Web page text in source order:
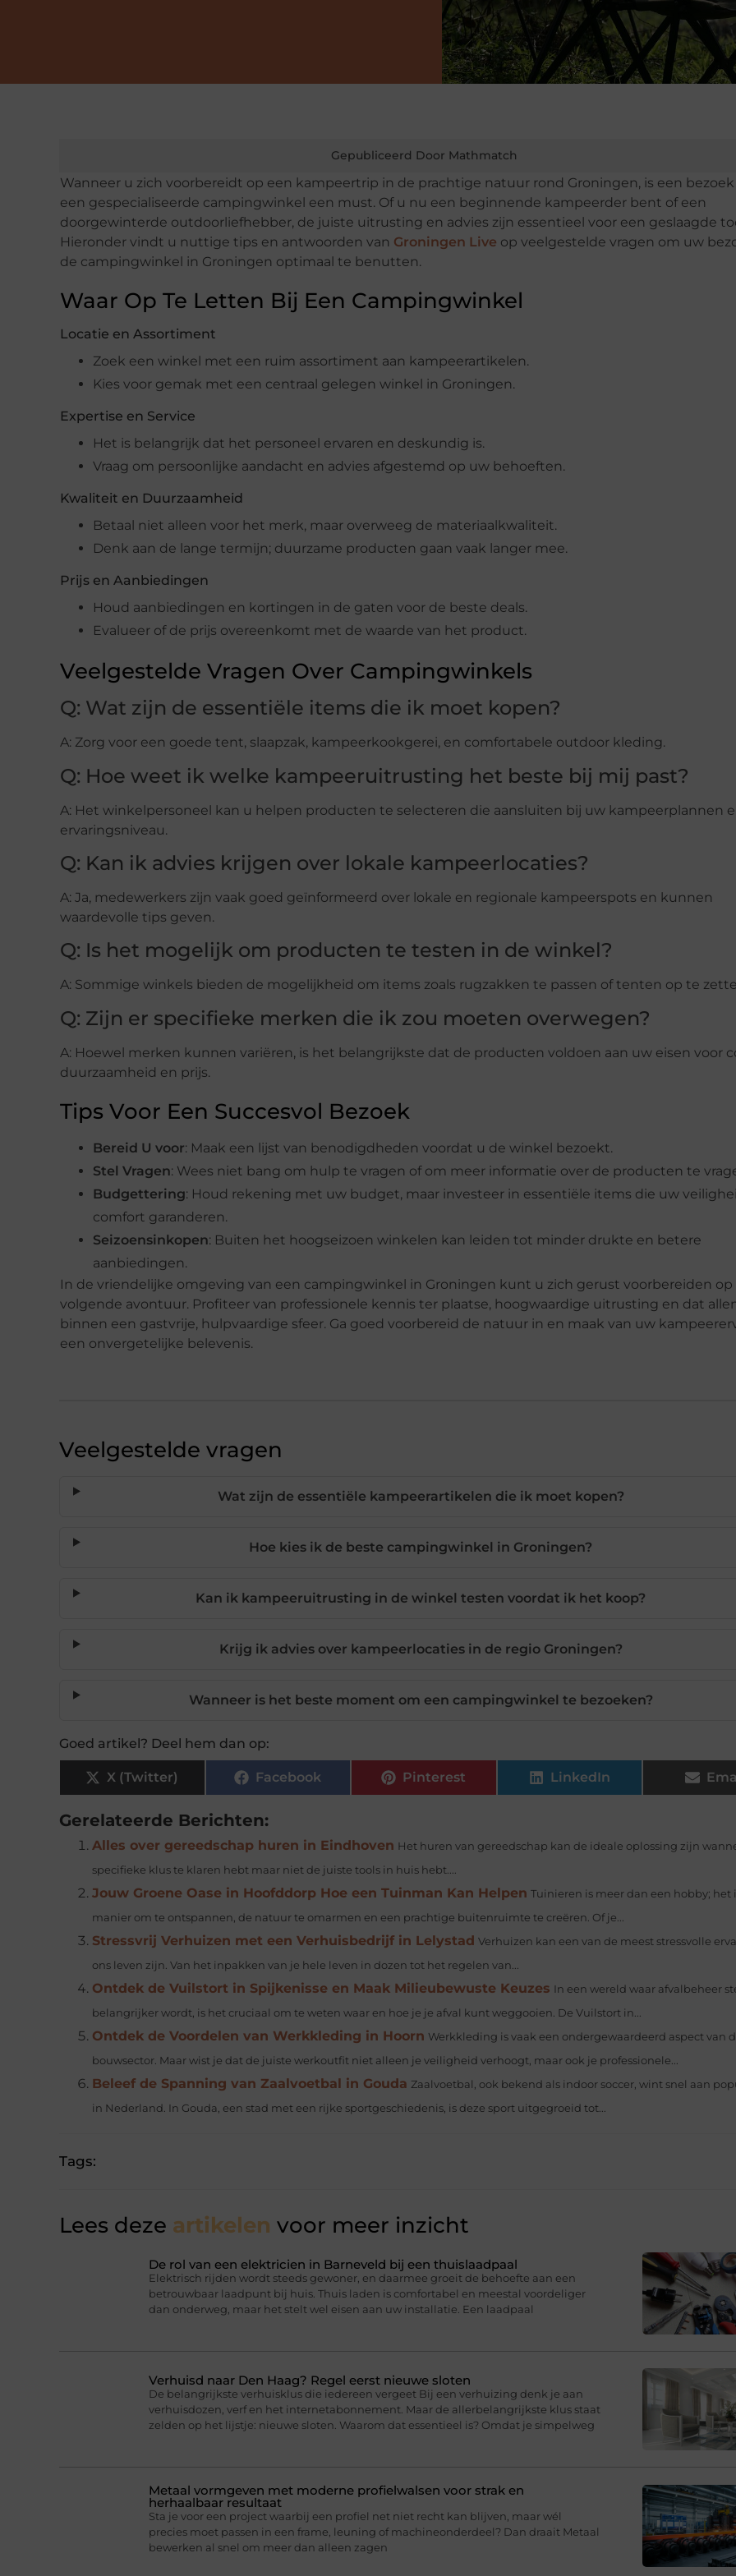
Gepubliceerd Door Mathmatch
Wanneer u zich voorbereidt op een kampeertrip in de prachtige natuur rond Groningen, is een bezoek
een gespecialiseerde campingwinkel een must. Of u nu een beginnende kampeerder bent of een
doorgewinterde outdoorliefhebber, de juiste uitrusting en advies zijn essentieel voor een geslaagde
Hieronder vindt u nuttige tips en antwoorden van Groningen Live op veelgestelde vragen om uw
de campingwinkel in Groningen optimaal te benutten.
Waar Op Te Letten Bij Een Campingwinkel
Locatie en Assortiment
Zoek een winkel met een ruim assortiment aan kampeerartikelen.
Kies voor gemak met een centraal gelegen winkel in Groningen.
Expertise en Service
Het is belangrijk dat het personeel ervaren en deskundig is.
Vraag om persoonlijke aandacht en advies afgestemd op uw behoeften.
Kwaliteit en Duurzaamheid
Betaal niet alleen voor het merk, maar overweeg de materiaalkwaliteit.
Denk aan de lange termijn; duurzame producten gaan vaak langer mee.
Prijs en Aanbiedingen
Houd aanbiedingen en kortingen in de gaten voor de beste deals.
Evalueer of de prijs overeenkomt met de waarde van het product.
Veelgestelde Vragen Over Campingwinkels
Q: Wat zijn de essentiële items die ik moet kopen?
A: Zorg voor een goede tent, slaapzak, kampeerkookgerei, en comfortabele outdoor kleding.
Q: Hoe weet ik welke kampeeruitrusting het beste bij mij past?
A: Het winkelpersoneel kan u helpen producten te selecteren die aansluiten bij uw kampeerplannen
ervaringsniveau.
Q: Kan ik advies krijgen over lokale kampeerlocaties?
A: Ja, medewerkers zijn vaak goed geïnformeerd over lokale en regionale kampeerspots en kunnen
waardevolle tips geven.
Q: Is het mogelijk om producten te testen in de winkel?
A: Sommige winkels bieden de mogelijkheid om items zoals rugzakken te passen of tenten op te
Q: Zijn er specifieke merken die ik zou moeten overwegen?
A: Hoewel merken kunnen variëren, is het belangrijkste dat de producten voldoen aan uw eisen voor
duurzaamheid en prijs.
Tips Voor Een Succesvol Bezoek
Bereid U voor: Maak een lijst van benodigdheden voordat u de winkel bezoekt.
Stel Vragen: Wees niet bang om hulp te vragen of om meer informatie over de producten te
Budgettering: Houd rekening met uw budget, maar investeer in essentiële items die uw
comfort garanderen.
Seizoensinkopen: Buiten het hoogseizoen winkelen kan leiden tot minder drukte en betere
aanbiedingen.
In de vriendelijke omgeving van een campingwinkel in Groningen kunt u zich gerust voorbereiden op
volgende avontuur. Profiteer van professionele kennis ter plaatse, hoogwaardige uitrusting en dat
binnen een gastvrije, hulpvaardige sfeer. Ga goed voorbereid de natuur in en maak van uw
een onvergetelijke belevenis.
Veelgestelde vragen
Wat zijn de essentiële kampeerartikelen die ik moet kopen?
Hoe kies ik de beste campingwinkel in Groningen?
Kan ik kampeeruitrusting in de winkel testen voordat ik het koop?
Krijg ik advies over kampeerlocaties in de regio Groningen?
Wanneer is het beste moment om een campingwinkel te bezoeken?
Goed artikel? Deel hem dan op:
X (Twitter) Facebook Pinterest LinkedIn
Gerelateerde Berichten:
Alles over gereedschap huren in Eindhoven Het huren van gereedschap kan de ideale oplossing zijn
specifieke klus te klaren hebt maar niet de juiste tools in huis hebt....
Jouw Groene Oase in Hoofddorp Hoe een Tuinman Kan Helpen Tuinieren is meer dan een hobby; het
manier om te ontspannen, de natuur te omarmen en een prachtige buitenruimte te creëren. Of je...
Stressvrij Verhuizen met een Verhuisbedrijf in Lelystad Verhuizen kan een van de meest stressvolle
ons leven zijn. Van het inpakken van je hele leven in dozen tot het regelen van...
Ontdek de Vuilstort in Spijkenisse en Maak Milieubewuste Keuzes In een wereld waar afvalbeheer
belangrijker wordt, is het cruciaal om te weten waar en hoe je je afval kunt weggooien. De Vuilstort in...
Ontdek de Voordelen van Werkkleding in Hoorn Werkkleding is vaak een ondergewaardeerd aspect van
bouwsector. Maar wist je dat de juiste werkoutfit niet alleen je veiligheid verhoogt, maar ook je professionele...
Beleef de Spanning van Zaalvoetbal in Gouda Zaalvoetbal, ook bekend als indoor soccer, wint snel aan
in Nederland. In Gouda, een stad met een rijke sportgeschiedenis, is deze sport uitgegroeid tot...
Tags:
Lees deze artikelen voor meer inzicht
De rol van een elektricien in Barneveld bij een thuislaadpaal
Elektrisch rijden wordt steeds gewoner, en daarmee groeit de behoefte aan een
betrouwbaar laadpunt bij huis. Thuis laden is comfortabel en meestal voordeliger
dan onderweg, maar het stelt wel eisen aan uw installatie. Een laadpaal
Verhuisd naar Den Haag? Regel eerst nieuwe sloten
De belangrijkste verhuisklus die iedereen vergeet Bij een verhuizing denk je aan
verhuisdozen, verf en het internetabonnement. Maar de allerbelangrijkste klus staat
zelden op het lijstje: nieuwe sloten. Waarom dat essentieel is? Omdat je simpelweg
Metaal vormgeven met moderne profielwalsen voor strak en
herhaalbaar resultaat
Sta je voor een project waarbij een profiel net niet recht kan blijven, maar wél
precies moet passen in een frame, leuning of machineonderdeel? Dan draait Metaal
bewerken al snel om meer dan alleen zagen